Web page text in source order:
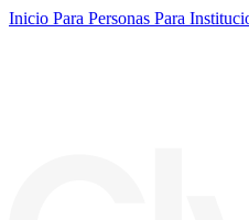
Inicio Para Personas Para